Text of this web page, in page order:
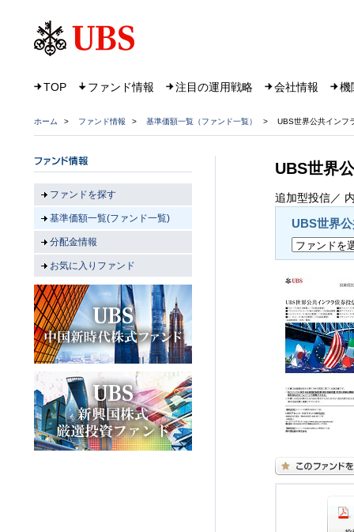
TOP ファンド情報 注目の運用戦略 会社情報 機
ホーム > ファンド情報 > 基準価額一覧（ファンド一覧） > UBS世界公共インフ
UBS世界
追加型投信／
UBS世界
ファンドを探す
基準価額一覧(ファンド一覧)
分配金情報
お気に入りファンド